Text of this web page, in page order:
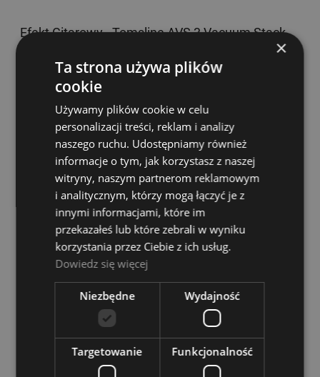
Efekt Gitarowy - Tomsline AVS 3 Vacuum Stack
Dostępność:
DO KOSZYKA
Singular Sound BeatBuddy 10th Anniversary
Dostępność:Dostępny
×
Ta strona używa plików
cookie
Używamy plików cookie w celu
personalizacji treści, reklam i analizy
naszego ruchu. Udostępniamy również
informacje o tym, jak korzystasz z naszej
witryny, naszym partnerom reklamowym
i analitycznym, którzy mogą łączyć je z
innymi informacjami, które im
przekazałeś lub które zebrali w wyniku
korzystania przez Ciebie z ich usług.
Dowiedz się więcej
Niezbędne Wydajność
Targetowanie Funkcjonalność